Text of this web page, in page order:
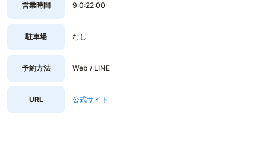
営業時間 9:0:22:00
駐車場 なし
予約方法 Web / LINE
URL 公式サイト